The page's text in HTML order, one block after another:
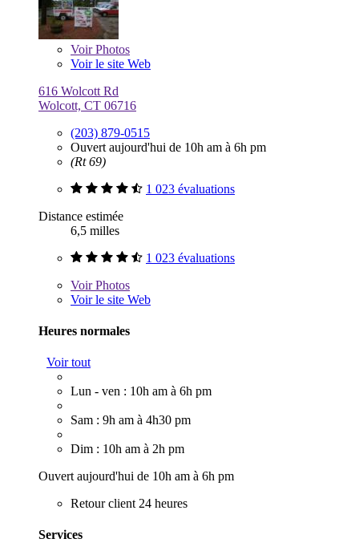
VoirPhotos
Voir le site Web
616 Wolcott Rd
Wolcott, CT 06716
(203) 879-0515
Ouvert aujourd'hui de 10h am à 6h pm
(Rt 69)
1 023 évaluations
Distance estimée
6,5 milles
1 023 évaluations
VoirPhotos
Voir le site Web
Heures normales
Voir tout
Lun - ven : 10h am à 6h pm
Sam : 9h am à 4h30 pm
Dim : 10h am à 2h pm
Ouvert aujourd'hui de 10h am à 6h pm
Retour client 24 heures
Services